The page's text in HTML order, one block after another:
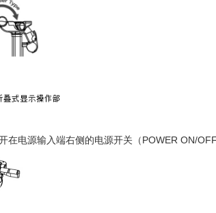
电源输入端右侧的电源开关（POWER ON/OFF